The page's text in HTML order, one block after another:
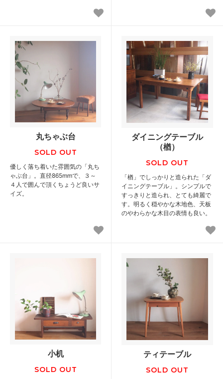
丸ちゃぶ台
SOLD OUT
優しく落ち着いた雰囲気の「丸ち
ゃぶ台」。直径865mmで、３～
４人で囲んで頂くちょうど良いサ
イズ。
ダイニングテーブル
（楢）
SOLD OUT
「楢」でしっかりと造られた「ダ
イニングテーブル」。シンプルで
すっきりと造られ、とても綺麗で
す。明るく穏やかな木地色、天板
のやわらかな木目の表情も良い。
小机
SOLD OUT
ティテーブル
SOLD OUT